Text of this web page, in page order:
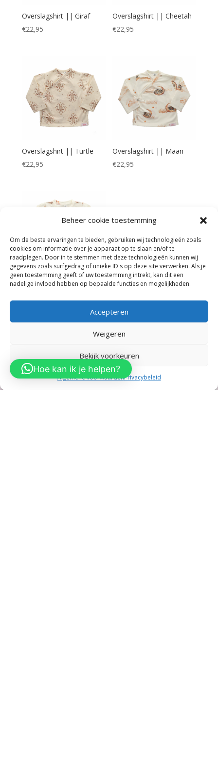
Beheer cookie toestemming
Om de beste ervaringen te bieden, gebruiken wij technologieën zoals
cookies om informatie over je apparaat op te slaan en/of te
raadplegen. Door in te stemmen met deze technologieën kunnen wij
gegevens zoals surfgedrag of unieke ID's op deze site verwerken. Als je
geen toestemming geeft of uw toestemming intrekt, kan dit een
nadelige invloed hebben op bepaalde functies en mogelijkheden.
Accepteren
Weigeren
Bekijk voorkeuren
Algemene voorwaardenPrivacybeleid
Overslagshirt || Giraf
€22,95
Overslagshirt || Cheetah
€22,95
Overslagshirt || Turtle
€22,95
Overslagshirt || Maan
€22,95
T-shirt / Longsleeve ||
€21,95
Hoe kan ik je helpen?